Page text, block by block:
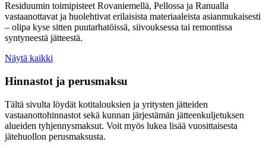
Residuumin toimipisteet Rovaniemellä, Pellossa ja Ranualla
vastaanottavat ja huolehtivat erilaisista materiaaleista asianmukaisesti
– olipa kyse sitten puutarhatöissä, siivouksessa tai remontissa
syntyneestä jätteestä.
Näytä kaikki
Hinnastot ja perusmaksu
Tältä sivulta löydät kotitalouksien ja yritysten jätteiden
vastaanottohinnastot sekä kunnan järjestämän jätteenkuljetuksen
alueiden tyhjennysmaksut. Voit myös lukea lisää vuosittaisesta
jätehuollon perusmaksusta.